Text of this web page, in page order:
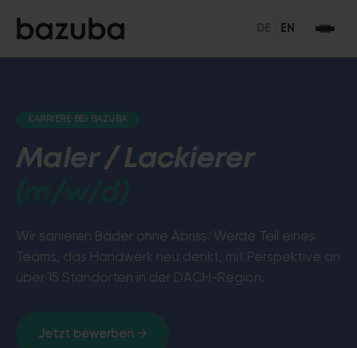
KARRIERE BEI BAZUBA
Maler / Lackierer
Wir sanieren Bäder ohne Abriss. Werde Teil eines
Teams, das Handwerk neu denkt, mit Perspektive an
über 15 Standorten in der DACH-Region.
Jetzt bewerben →
EN